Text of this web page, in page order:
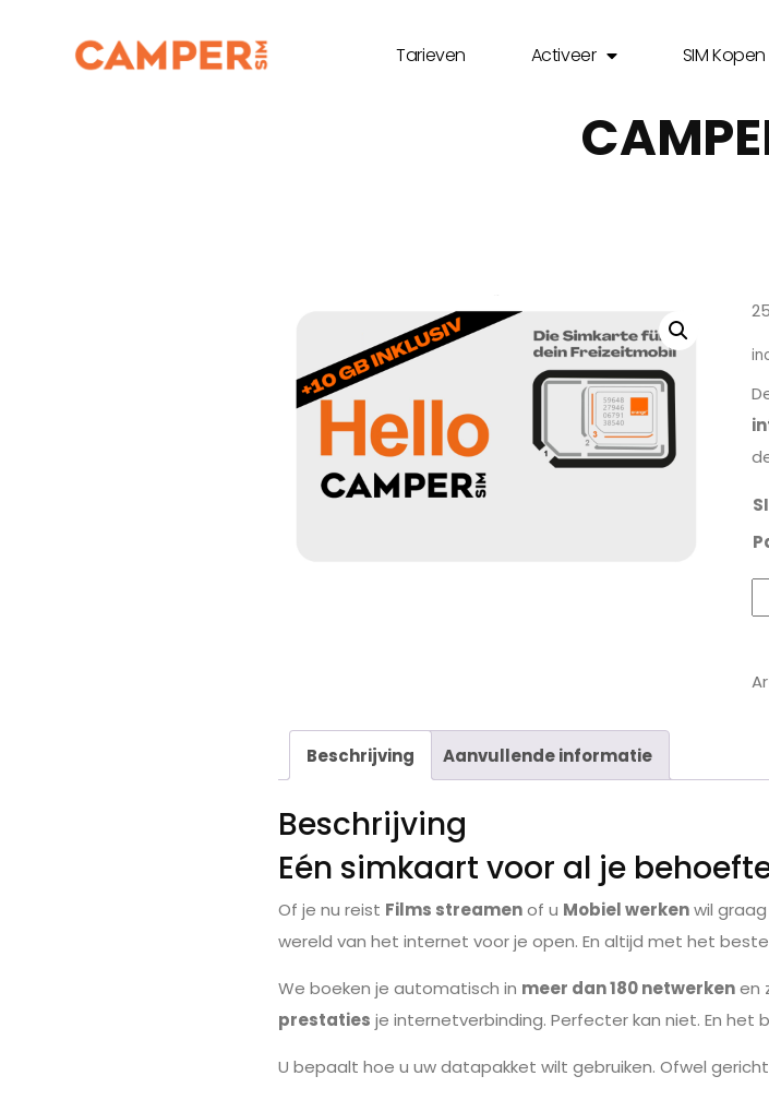
Tarieven Activeer SIM Kopen
Beschrijving Aanvullende informatie
Beschrijving
Eén simkaart voor al je
Of je nu reist Films streamenof u Mobiel werkenwil
wereld van het internet voor je open. En altijd met het
We boeken je automatisch in meer dan 180 netwerkenen
prestaties je internetverbinding. Perfecter kan niet. En het
U bepaalt hoe u uw datapakket wilt gebruiken. Ofwel